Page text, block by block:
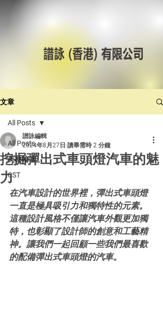
文章
All Posts
美林輪呔
CST
All Posts
挖掘彈出式車頭燈汽車的魅
力
譜詠編輯
2024年8月27日 讀畢需時 2 分鐘
在汽車設計的世界裡，彈出式車頭燈
一直是極具吸引力和獨特性的元素。
這種設計風格不僅讓汽車外觀更加獨
特，也彰顯了設計師的創意和工藝精
神。讓我們一起回顧一些我們最喜歡
的配備彈出式車頭燈的汽車。